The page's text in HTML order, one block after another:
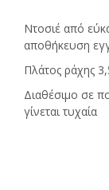
Ντοσιέ από
αποθήκευση
Πλάτος ράχης
Διαθέσιμο σε
γίνεται τυχαία